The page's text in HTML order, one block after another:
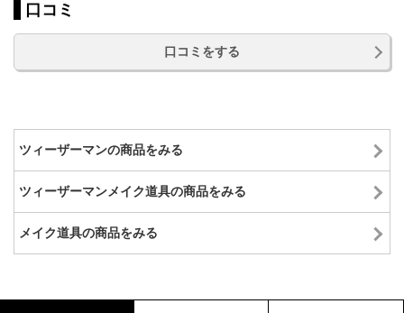
口コミ
口コミをする
ツィーザーマンの商品をみる
ツィーザーマンメイク道具の商品をみる
メイク道具の商品をみる